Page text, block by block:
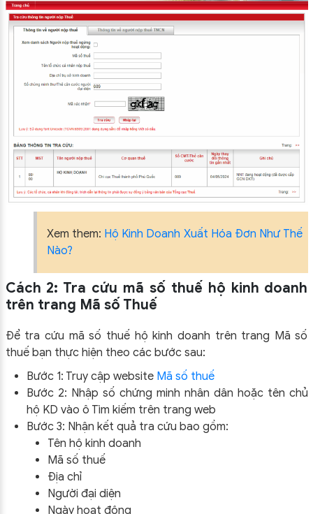
Xem them: Hộ Kinh Doanh Xuất Hóa Đơn Như Thế
Nào?
Cách 2: Tra cứu mã số thuế hộ kinh doanh
trên trang Mã số Thuế
Để tra cứu mã số thuế hộ kinh doanh trên trang Mã số
thuế bạn thực hiện theo các bước sau:
Bước 1: Truy cập website Mã số thuế
Bước 2: Nhập số chứng minh nhân dân hoặc tên chủ
hộ KD vào ô Tìm kiếm trên trang web
Bước 3: Nhận kết quả tra cứu bao gồm:
Tên hộ kinh doanh
Mã số thuế
Địa chỉ
Người đại diện
Ngày hoạt động